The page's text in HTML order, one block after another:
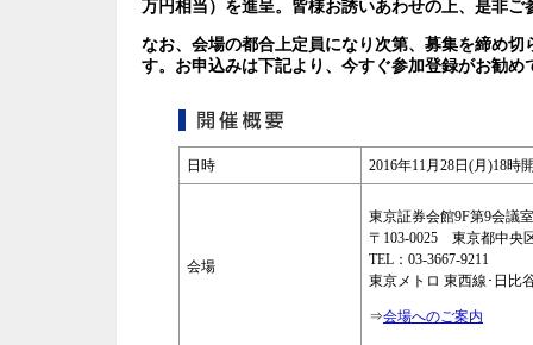
万円相当）を進呈。皆様お誘いあわせの上、是非ご
なお、会場の都合上定員になり次第、募集を締め
す。お申込みは下記より、今すぐ参加登録がお勧め
日時 2016年11月28日(月)18
会場
東京証券会館9F第9会議室
〒103-0025 東京都中央
TEL：03-3667-9211
東京メトロ 東西線･日比
⇒会場へのご案内